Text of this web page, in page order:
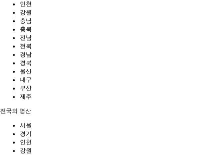
인천
강원
충남
충북
전남
전북
경남
경북
울산
대구
부산
제주
전국의 명산
서울
경기
인천
강원